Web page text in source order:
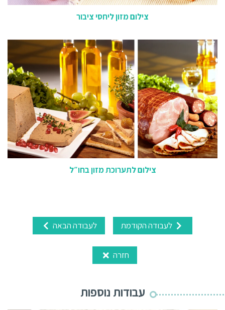
צילום מזון ליחסי ציבור
צילום לתערוכת מזון בחו״ל
לעבודה הבאה
חזרה
עבודות נוספות